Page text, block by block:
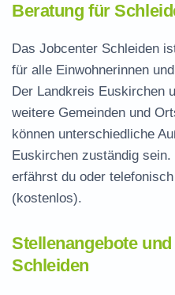
Beratung für
Das Jobcenter Schleiden
für alle Einwohnerinnen
Der Landkreis Euskirchen
weitere Gemeinden und
können unterschiedliche
Euskirchen zuständig
erfährst du oder
(kostenlos).
Stellenangebote
Schleiden